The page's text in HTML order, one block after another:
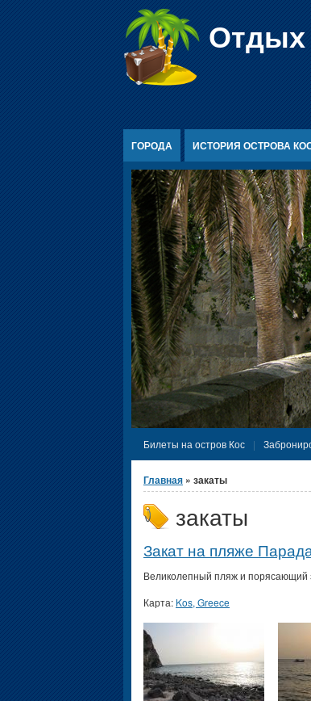
Отдых
ГОРОДА ИСТОРИЯ ОСТРОВА
Билеты на остров Кос
Вы здесь
Главная » закаты
закаты
Закат на пляже
Великолепный пляж и порясающий
Карта: Kos, Greece